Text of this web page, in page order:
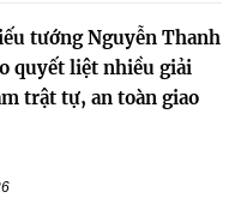
tướng Nguyễn Thanh
quyết liệt nhiều giải
trật tự, an toàn giao